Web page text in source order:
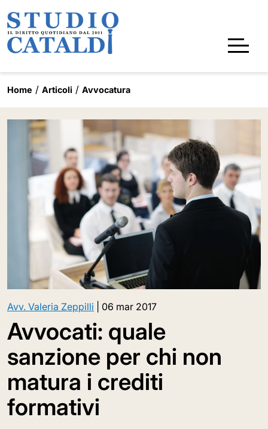
Home Articoli Avvocatura
Avv. Valeria Zeppilli 06 mar 2017
Avvocati: quale
sanzione per chi non
matura i crediti
formativi